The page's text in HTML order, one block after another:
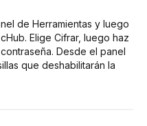
de Herramientas y luego
Elige Cifrar, luego haz
Desde el panel
que deshabilitarán la